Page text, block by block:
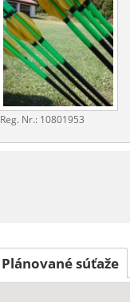
Reg. Nr.: 10801953
Plánované súťaže